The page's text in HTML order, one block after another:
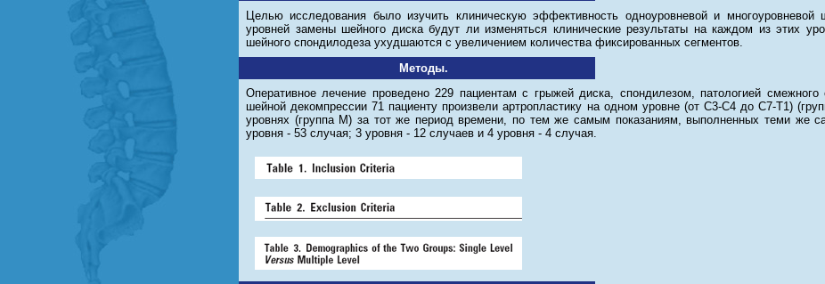
Целью исследования было изучить клиническую эффективность одноуровневой и
уровней замены шейного диска будут ли изменяться клинические результаты на каждом из этих
шейного спондилодеза ухудшаются с увеличением количества фиксированных сегментов.
Методы.
Оперативное лечение проведено 229 пациентам с грыжей диска, спондилезом, патологией
шейной декомпрессии 71 пациенту произвели артропластику на одном уровне (от C3-C4 до C7-T1)
уровнях (группа М) за тот же период времени, по тем же самым показаниям, выполненных теми же
уровня - 53 случая; 3 уровня - 12 случаев и 4 уровня - 4 случая.